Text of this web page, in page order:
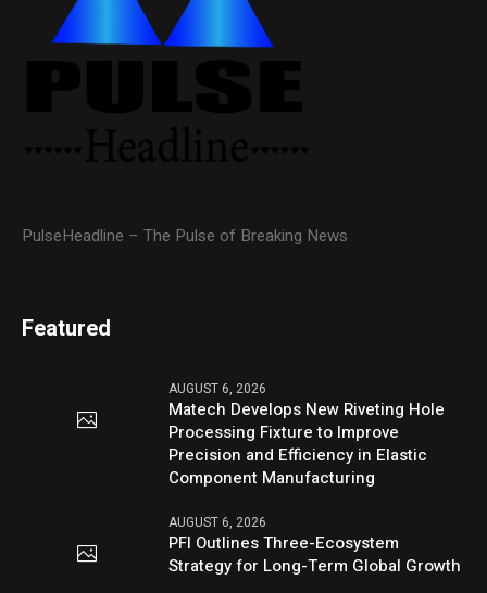
PulseHeadline – The Pulse of Breaking News
Featured
AUGUST 6, 2026
Matech Develops New Riveting Hole
Processing Fixture to Improve
Precision and Efficiency in Elastic
Component Manufacturing
AUGUST 6, 2026
PFI Outlines Three-Ecosystem
Strategy for Long-Term Global Growth